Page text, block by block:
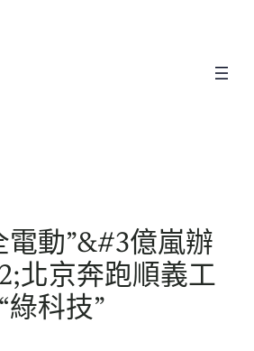
電動”&#3億嵐辦
北京奔跑順義工
綠科技”